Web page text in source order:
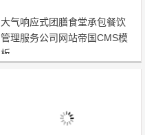
大气响应式团膳食堂承包餐饮
管理服务公司网站帝国CMS模
板